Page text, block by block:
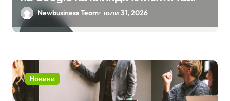
бизнес приложения
Newbusiness Team юли 31, 2026
Новини